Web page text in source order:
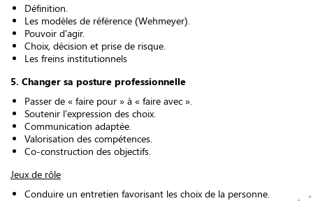
Définition.
Les modèles de référence (Wehmeyer).
Pouvoir d'agir.
Choix, décision et prise de risque.
Les freins institutionnels
5. Changer sa posture professionnelle
Passer de « faire pour » à « faire avec ».
Soutenir l'expression des choix.
Communication adaptée.
Valorisation des compétences.
Co-construction des objectifs.
Jeux de rôle
Conduire un entretien favorisant les choix de la personne.